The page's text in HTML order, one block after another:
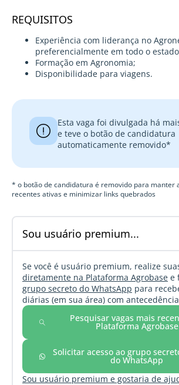
REQUISITOS
Experiência com liderança no
preferencialmente em todo o
Formação em Agronomia;
Disponibilidade para viagens.
Esta vaga foi divulgada há
e teve o botão de candidatura
automaticamente removido*
* o botão de candidatura é removido para manter
recentes ativas e minimizar links quebrados
Sou usuário premium...
Se você é usuário premium, realize
diretamente na Plataforma Agrobase e
grupo secreto do WhatsApp para
diárias (em sua área) com
Pesquisar vagas mais
Plataforma Agrobase
Solicitar acesso ao grupo
do WhatsApp
Sou usuário premium e gostaria de